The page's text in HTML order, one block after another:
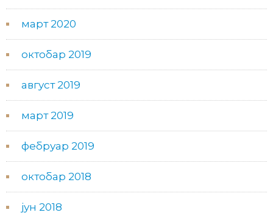
март 2020
октобар 2019
август 2019
март 2019
фебруар 2019
октобар 2018
јун 2018